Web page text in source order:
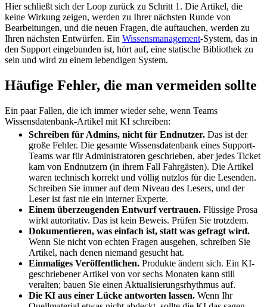
Hier schließt sich der Loop zurück zu Schritt 1. Die Artikel, die
keine Wirkung zeigen, werden zu Ihrer nächsten Runde von
Bearbeitungen, und die neuen Fragen, die auftauchen, werden zu
Ihren nächsten Entwürfen. Ein Wissensmanagement-System, das in
den Support eingebunden ist, hört auf, eine statische Bibliothek zu
sein und wird zu einem lebendigen System.
Häufige Fehler, die man vermeiden sollte
Ein paar Fallen, die ich immer wieder sehe, wenn Teams
Wissensdatenbank-Artikel mit KI schreiben:
Schreiben für Admins, nicht für Endnutzer. Das ist der
große Fehler. Die gesamte Wissensdatenbank eines Support-
Teams war für Administratoren geschrieben, aber jedes Ticket
kam von Endnutzern (in ihrem Fall Fahrgästen). Die Artikel
waren technisch korrekt und völlig nutzlos für die Lesenden.
Schreiben Sie immer auf dem Niveau des Lesers, und der
Leser ist fast nie ein interner Experte.
Einem überzeugenden Entwurf vertrauen. Flüssige Prosa
wirkt autoritativ. Das ist kein Beweis. Prüfen Sie trotzdem.
Dokumentieren, was einfach ist, statt was gefragt wird.
Wenn Sie nicht von echten Fragen ausgehen, schreiben Sie
Artikel, nach denen niemand gesucht hat.
Einmaliges Veröffentlichen. Produkte ändern sich. Ein KI-
geschriebener Artikel von vor sechs Monaten kann still
veralten; bauen Sie einen Aktualisierungsrhythmus auf.
Die KI aus einer Lücke antworten lassen. Wenn Ihr